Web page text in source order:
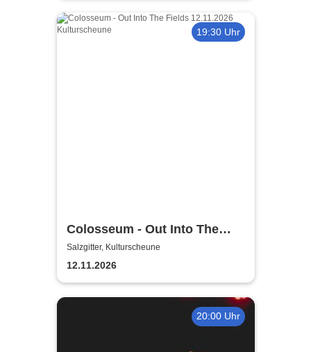
19:30 Uhr
Colosseum - Out Into The
Fields
Salzgitter, Kulturscheune
12.11.2026
20:00 Uhr